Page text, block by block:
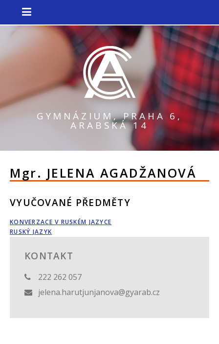
GYMNÁZIUM, PRAHA 6,
ARABSKÁ 14
Mgr. JELENA AGADŽANOVÁ
VYUČOVANÉ PŘEDMĚTY
KONVERZACE V RUSKÉM JAZYCE
RUSKÝ JAZYK
KONTAKT
222 262 057
jelena.harutjunjanova@gyarab.cz